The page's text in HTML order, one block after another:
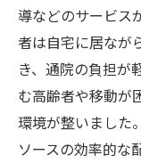
導などのサービス
者は自宅に居なが
き、通院の負担が
む高齢者や移動が
環境が整いました
ソースの効率的な